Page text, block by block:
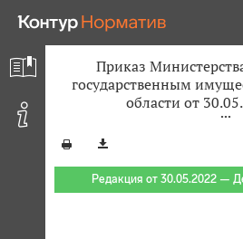
Приказ
государственным
области от
Редакция от 30.05.2022 —